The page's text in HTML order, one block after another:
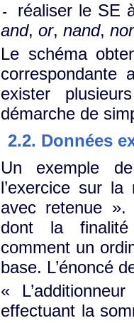
- réaliser le SE
and, or, nand, nor
Le schéma
correspondante
exister
démarche de
2.2. Données
Un exemple
l’exercice sur la
avec retenue ».
dont la finalité
comment un
base. L’énoncé
«
effectuant la